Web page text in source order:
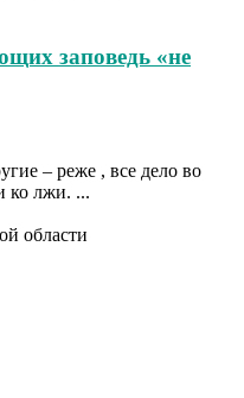
заповедь «не
– реже , все дело во
ко лжи. ...
области